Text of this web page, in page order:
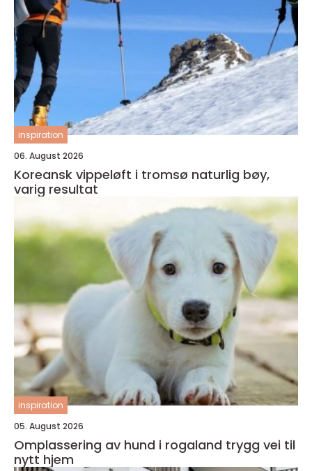
inspiration
06. August 2026
Koreansk vippeløft i tromsø naturlig bøy,
varig resultat
inspiration
05. August 2026
Omplassering av hund i rogaland trygg vei til
nytt hjem